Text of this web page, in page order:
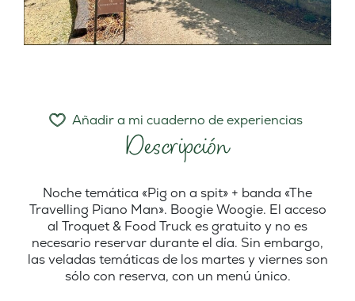
Descripción
Añadir a mi cuaderno de experiencias
Noche temática «Pig on a spit» + banda «The
Travelling Piano Man». Boogie Woogie. El acceso
al Troquet & Food Truck es gratuito y no es
necesario reservar durante el día. Sin embargo,
las veladas temáticas de los martes y viernes son
sólo con reserva, con un menú único.